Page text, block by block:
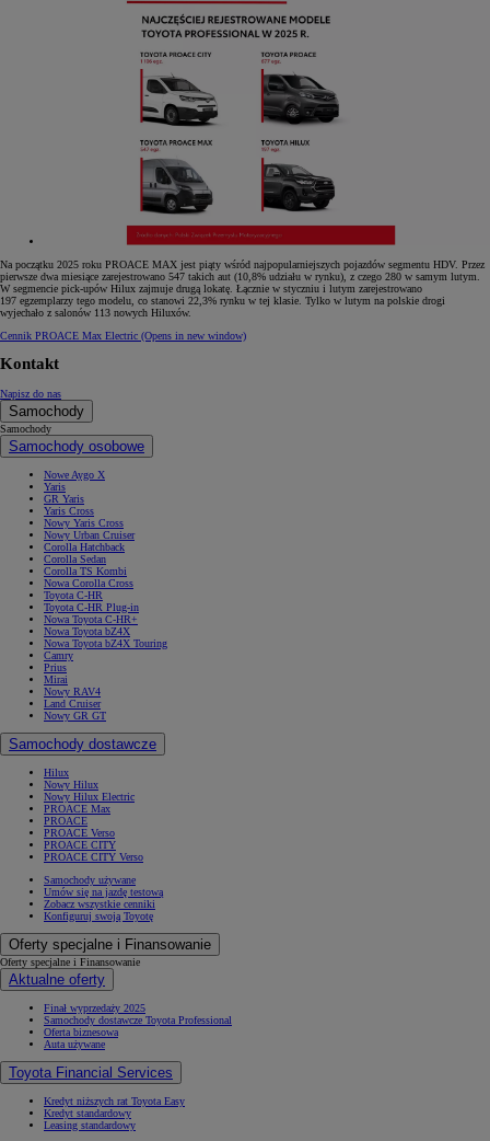
Na początku 2025 roku PROACE MAX jest piąty wśród najpopularniejszych pojazdów segmentu HDV. Przez
pierwsze dwa miesiące zarejestrowano 547 takich aut (10,8% udziału w rynku), z czego 280 w samym lutym.
W segmencie pick-upów Hilux zajmuje drugą lokatę. Łącznie w styczniu i lutym zarejestrowano
197 egzemplarzy tego modelu, co stanowi 22,3% rynku w tej klasie. Tylko w lutym na polskie drogi
wyjechało z salonów 113 nowych Hiluxów.
Cennik PROACE Max Electric (Opens in new window)
Kontakt
Napisz do nas
Samochody
Samochody
Samochody osobowe
Nowe Aygo X
Yaris
GR Yaris
Yaris Cross
Nowy Yaris Cross
Nowy Urban Cruiser
Corolla Hatchback
Corolla Sedan
Corolla TS Kombi
Nowa Corolla Cross
Toyota C-HR
Toyota C-HR Plug-in
Nowa Toyota C-HR+
Nowa Toyota bZ4X
Nowa Toyota bZ4X Touring
Camry
Prius
Mirai
Nowy RAV4
Land Cruiser
Nowy GR GT
Samochody dostawcze
Hilux
Nowy Hilux
Nowy Hilux Electric
PROACE Max
PROACE
PROACE Verso
PROACE CITY
PROACE CITY Verso
Samochody używane
Umów się na jazdę testową
Zobacz wszystkie cenniki
Konfiguruj swoją Toyotę
Oferty specjalne i Finansowanie
Oferty specjalne i Finansowanie
Aktualne oferty
Finał wyprzedaży 2025
Samochody dostawcze Toyota Professional
Oferta biznesowa
Auta używane
Toyota Financial Services
Kredyt niższych rat Toyota Easy
Kredyt standardowy
Leasing standardowy